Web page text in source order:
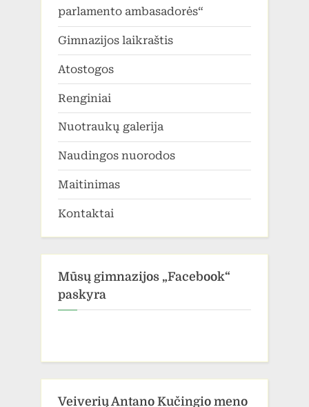
parlamento ambasadorės“
Gimnazijos laikraštis
Atostogos
Renginiai
Nuotraukų galerija
Naudingos nuorodos
Maitinimas
Kontaktai
Mūsų gimnazijos „Facebook“
paskyra
Veiverių Antano Kučingio meno